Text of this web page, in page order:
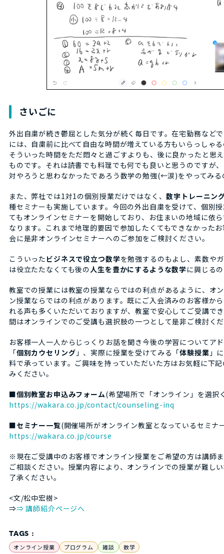
さいごに
外出自粛が続き鬱屈とした気分が続く毎日です。在宅勤務など
には、自粛前に比べて自由な時間が増えている方もいらっしゃ
そういった時間をただ悶々と過ごすよりも、後に良かったと思
ものです。それは読書でも料理でも何でも良いと思うのですが
対やろうと思わなかったであろう数学の勉強(←涙)をやってみ
また、弊社では1対1の個別授業だけではなく、数字トレーニン
種セミナーも実施しています。今回の外出自粛を受けて、個別
てもオンラインセミナーを開始しており、お住まいの地域に依
なります。これまで地理的要因で参加したくてもできなかった
会に是非オンラインセミナーへのご参加をご検討ください。
こういった ビジネスで役立つ数学を勉強するのもよし、素数や
は役立たたなくても後の人生を豊かにするような数学に興じる
教室での授業には教室の授業ならではの利点があるように、オ
ン授業ならではの利点があります。既にご入会済みのお客様か
れる声も多くいただいておりますが、教室で安心してご受講で
間はオンラインでのご受講も選択肢の一つとして是非ご検討く
お客様一人一人からじっくりお話を聞き今後の学習についてア
「個別カウセリング 」、実際に授業を受けてみる「体験授業 」
料で承っています。ご興味を持っていただいた方はお気軽に下
みください。
■個別教室お申込みフォーム(希望場所で「オンライン」を選択
https://wakara.co.jp/contact/counseling-inq
■セミナー一覧(開催場所がオンライン教室となっているセミナ
https://wakara.co.jp/course
※現在ご受講中のお客様でオンライン授業をご希望の方は講師
ご相談ください。授業内容により、オンラインでの授業が難し
了承ください。
<文/松中宏樹>
⇒⇒ 講師紹介ページへ
TAGS :
オンライン授業 プログラム 雑談 数学